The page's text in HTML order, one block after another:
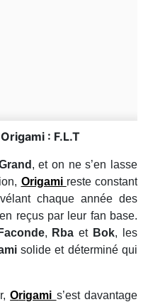
: F.L.T
, et on ne s’en lasse
Origami reste constant
chaque année des
reçus par leur fan base.
Faconde, Rbaet Bok, les
solide et déterminé qui
Origami s’est davantage